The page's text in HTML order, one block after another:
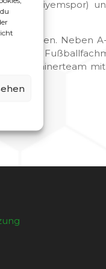
(Türkiyemspor)
werden. Neben
Trainerteam